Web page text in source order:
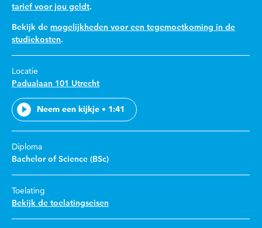
tarief voor jou geldt.
Bekijk de mogelijkheden voor een tegemoetkoming in de
studiekosten.
Locatie
Padualaan 101 Utrecht
Neem een kijkje • 1:41
Diploma
Bachelor of Science (BSc)
Toelating
Bekijk de toelatingseisen